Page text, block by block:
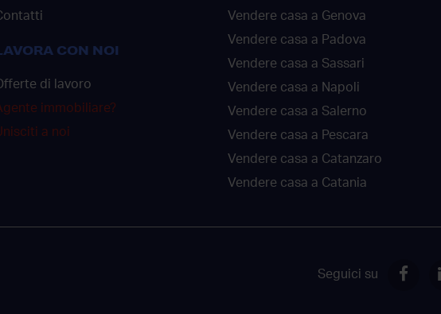
CON NOI
di lavoro
immobiliare?
a noi
Vendere casa a Genova
Vendere casa a Padova
Vendere casa a Sassari
Vendere casa a Napoli
Vendere casa a Salerno
Vendere casa a Pescara
Vendere casa a Catanzaro
Vendere casa a Catania
Seguici su